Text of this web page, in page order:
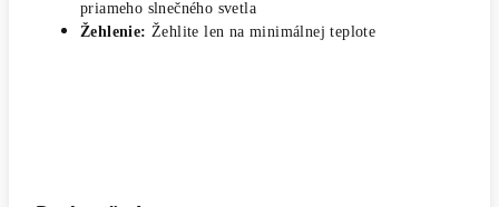
priameho slnečného svetla
Žehlenie: Žehlite len na minimálnej teplote